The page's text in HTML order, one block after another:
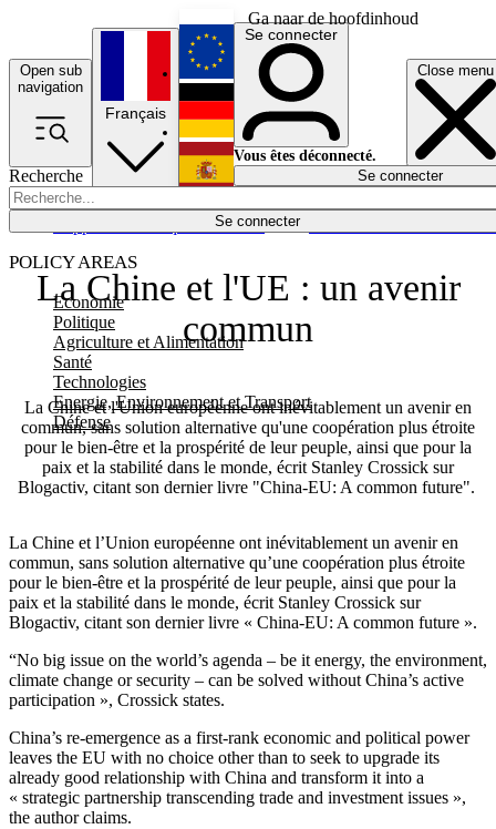
Ga naar de hoofdinhoud
Open sub
navigation
Close menu
Recherche
Se connecter
POLICY AREAS
Economie
Politique
Agriculture et Alimentation
Santé
Technologies
Energie, Environnement et Transport
Défense
Économie
Français
English
Deutsch
Español
Se connecter
Vous êtes déconnecté.
Se connecter
La Chine et l'UE : un avenir
commun
La Chine et l'Union européenne ont inévitablement un avenir en
commun, sans solution alternative qu'une coopération plus étroite
pour le bien-être et la prospérité de leur peuple, ainsi que pour la
paix et la stabilité dans le monde, écrit Stanley Crossick sur
Blogactiv, citant son dernier livre "China-EU: A common future".
La Chine et l’Union européenne ont inévitablement un avenir en
commun, sans solution alternative qu’une coopération plus étroite
pour le bien-être et la prospérité de leur peuple, ainsi que pour la
paix et la stabilité dans le monde, écrit Stanley Crossick sur
Blogactiv, citant son dernier livre « China-EU: A common future ».
“No big issue on the world’s agenda – be it energy, the environment,
climate change or security – can be solved without China’s active
participation », Crossick states.
China’s re-emergence as a first-rank economic and political power
leaves the EU with no choice other than to seek to upgrade its
already good relationship with China and transform it into a
« strategic partnership transcending trade and investment issues »,
the author claims.